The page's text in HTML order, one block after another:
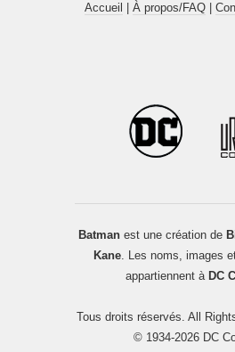
Accueil À propos/FAQ|
Batmanest une création de
Kane. Les noms, images
appartiennent à DC
Tous droits réservés. All
© 1934-2026 DC